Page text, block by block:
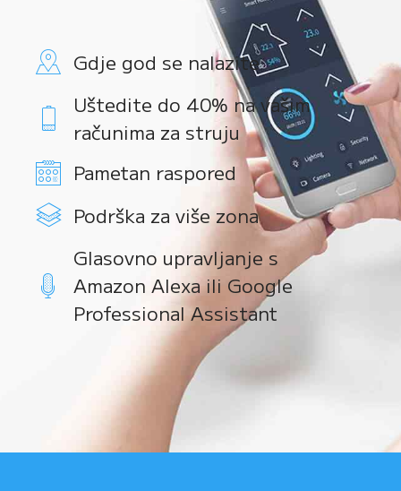
Gdje god se nalazite
Uštedite do 40% na vašim
računima za struju
Pametan raspored
Podrška za više zona
Glasovno upravljanje s
Amazon Alexa ili Google
Professional Assistant